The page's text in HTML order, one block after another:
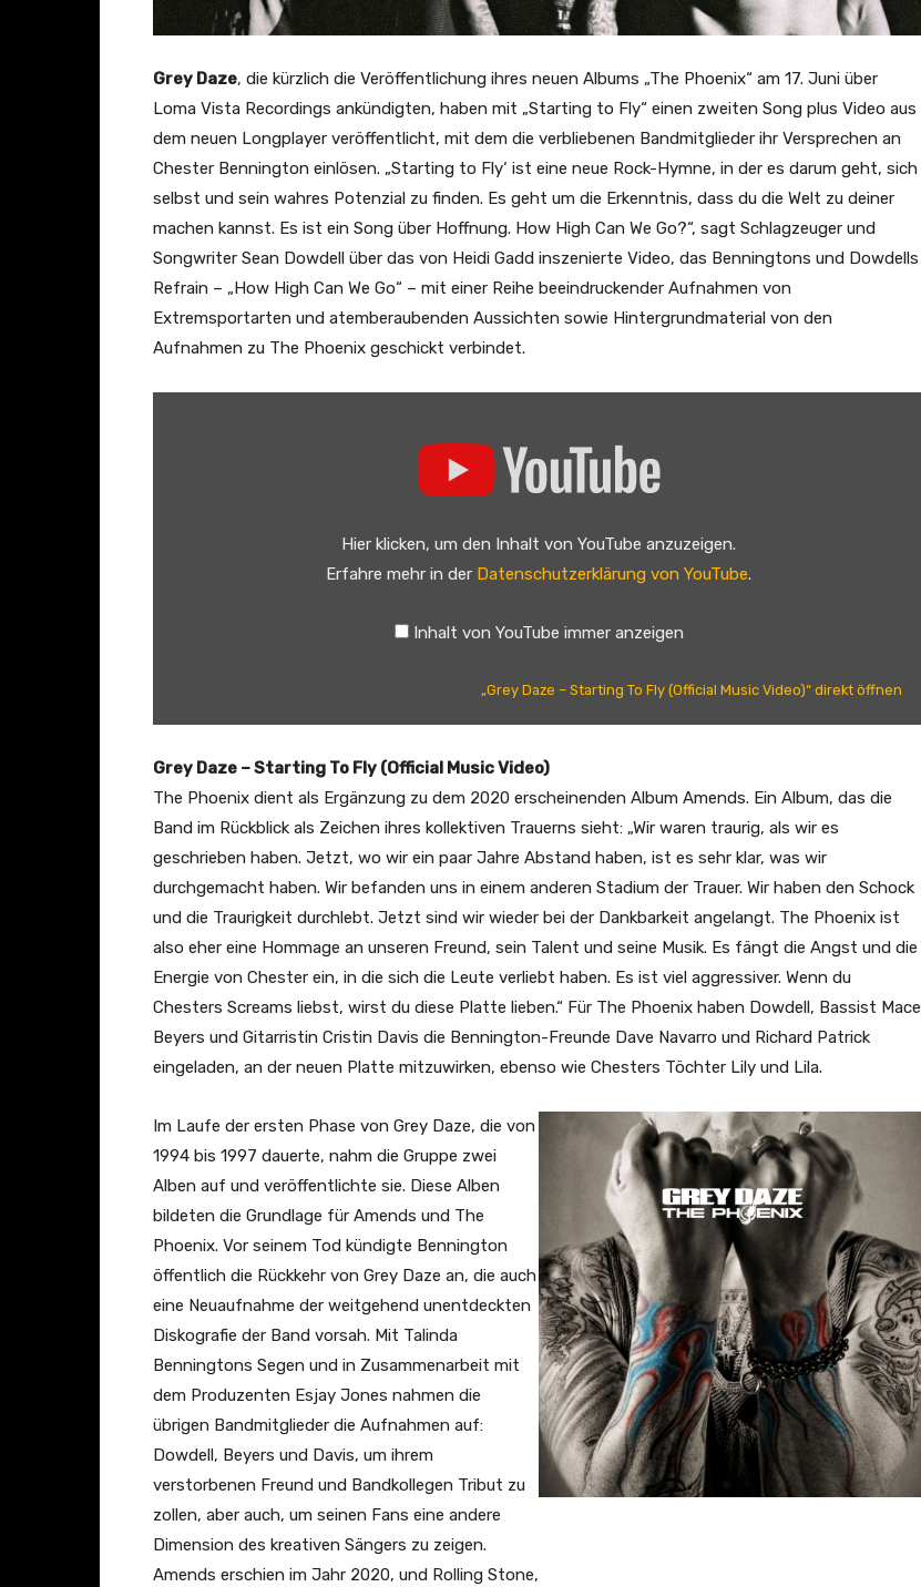
Grey Daze, die kürzlich die Veröffentlichung ihres neuen Albums „The Phoenix“ am 17. Juni über
Loma Vista Recordings ankündigten, haben mit „Starting to Fly“ einen zweiten Song plus Video aus
dem neuen Longplayer veröffentlicht, mit dem die verbliebenen Bandmitglieder ihr Versprechen an
Chester Bennington einlösen. „Starting to Fly‘ ist eine neue Rock-Hymne, in der es darum geht, sich
selbst und sein wahres Potenzial zu finden. Es geht um die Erkenntnis, dass du die Welt zu deiner
machen kannst. Es ist ein Song über Hoffnung. How High Can We Go?“, sagt Schlagzeuger und
Songwriter Sean Dowdell über das von Heidi Gadd inszenierte Video, das Benningtons und Dowdells
Refrain – „How High Can We Go“ – mit einer Reihe beeindruckender Aufnahmen von
Extremsportarten und atemberaubenden Aussichten sowie Hintergrundmaterial von den
Aufnahmen zu The Phoenix geschickt verbindet.
a
r
t
i
n
g
T
o
F
l
y
O
f
f
i
c
i
a
l
M
u
s
i
c
V
i
d
Hier klicken, um den Inhalt von YouTube anzuzeigen.
Erfahre mehr in der Datenschutzerklärung von YouTube.
Inhalt von YouTube immer anzeigen
„Grey Daze – Starting To Fly (Official Music Video)“ direkt öffnen
Grey Daze – Starting To Fly (Official Music Video)
The Phoenix dient als Ergänzung zu dem 2020 erscheinenden Album Amends. Ein Album, das die
Band im Rückblick als Zeichen ihres kollektiven Trauerns sieht: „Wir waren traurig, als wir es
geschrieben haben. Jetzt, wo wir ein paar Jahre Abstand haben, ist es sehr klar, was wir
durchgemacht haben. Wir befanden uns in einem anderen Stadium der Trauer. Wir haben den Schock
und die Traurigkeit durchlebt. Jetzt sind wir wieder bei der Dankbarkeit angelangt. The Phoenix ist
also eher eine Hommage an unseren Freund, sein Talent und seine Musik. Es fängt die Angst und die
Energie von Chester ein, in die sich die Leute verliebt haben. Es ist viel aggressiver. Wenn du
Chesters Screams liebst, wirst du diese Platte lieben.“ Für The Phoenix haben Dowdell, Bassist Mace
Beyers und Gitarristin Cristin Davis die Bennington-Freunde Dave Navarro und Richard Patrick
eingeladen, an der neuen Platte mitzuwirken, ebenso wie Chesters Töchter Lily und Lila.
Im Laufe der ersten Phase von Grey Daze, die von
1994 bis 1997 dauerte, nahm die Gruppe zwei
Alben auf und veröffentlichte sie. Diese Alben
bildeten die Grundlage für Amends und The
Phoenix. Vor seinem Tod kündigte Bennington
öffentlich die Rückkehr von Grey Daze an, die auch
eine Neuaufnahme der weitgehend unentdeckten
Diskografie der Band vorsah. Mit Talinda
Benningtons Segen und in Zusammenarbeit mit
dem Produzenten Esjay Jones nahmen die
übrigen Bandmitglieder die Aufnahmen auf:
Dowdell, Beyers und Davis, um ihrem
verstorbenen Freund und Bandkollegen Tribut zu
zollen, aber auch, um seinen Fans eine andere
Dimension des kreativen Sängers zu zeigen.
Amends erschien im Jahr 2020, und Rolling Stone,